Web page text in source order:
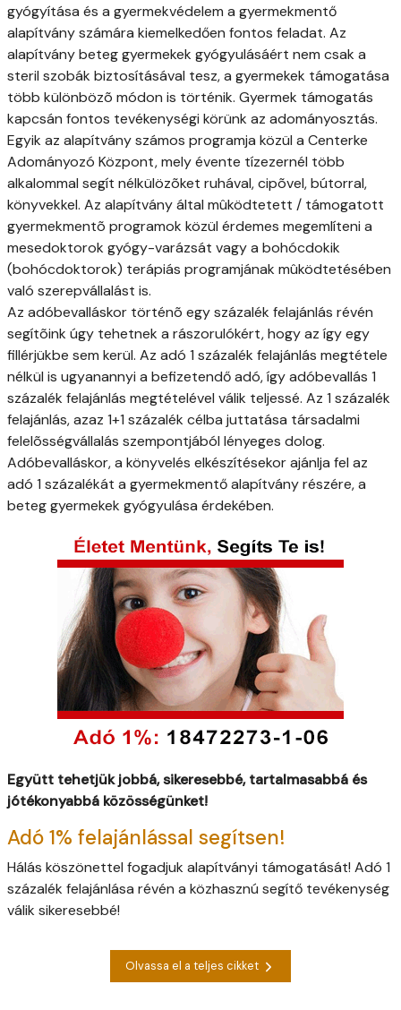
gyógyítása és a gyermekvédelem a gyermekmentő
alapítvány számára kiemelkedően fontos feladat. Az
alapítvány beteg gyermekek gyógyulásáért nem csak a
steril szobák biztosításával tesz, a gyermekek támogatása
több különbözõ módon is történik. Gyermek támogatás
kapcsán fontos tevékenységi körünk az adományosztás.
Egyik az alapítvány számos programja közül a Centerke
Adományozó Központ, mely évente tízezernél több
alkalommal segít nélkülözõket ruhával, cipõvel, bútorral,
könyvekkel. Az alapítvány által mûködtetett / támogatott
gyermekmentõ programok közül érdemes megemlíteni a
mesedoktorok gyógy-varázsát vagy a bohócdokik
(bohócdoktorok) terápiás programjának mûködtetésében
való szerepvállalást is.
Az adóbevalláskor történõ egy százalék felajánlás révén
segítõink úgy tehetnek a rászorulókért, hogy az így egy
fillérjükbe sem kerül. Az adó 1 százalék felajánlás megtétele
nélkül is ugyanannyi a befizetendő adó, így adóbevallás 1
százalék felajánlás megtételével válik teljessé. Az 1 százalék
felajánlás, azaz 1+1 százalék célba juttatása társadalmi
felelõsségvállalás szempontjából lényeges dolog.
Adóbevalláskor, a könyvelés elkészítésekor ajánlja fel az
adó 1 százalékát a gyermekmentő alapítvány részére, a
beteg gyermekek gyógyulása érdekében.
Együtt tehetjük jobbá, sikeresebbé, tartalmasabbá és
jótékonyabbá közösségünket!
Adó 1% felajánlással segítsen!
Hálás köszönettel fogadjuk alapítványi támogatását! Adó 1
százalék felajánlása révén a közhasznú segítő tevékenység
válik sikeresebbé!
Olvassa el a teljes cikket